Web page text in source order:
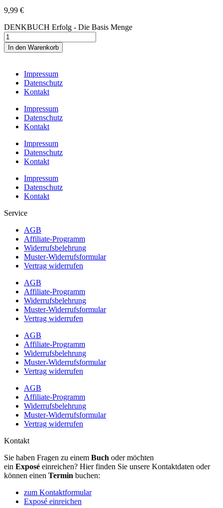
9,99 €
DENKBUCH Erfolg - Die Basis Menge
In den Warenkorb
Impressum
Datenschutz
Kontakt
Impressum
Datenschutz
Kontakt
Impressum
Datenschutz
Kontakt
Impressum
Datenschutz
Kontakt
Service
AGB
Affiliate-Programm
Widerrufsbelehrung
Muster-Widerrufsformular
Vertrag widerrufen
AGB
Affiliate-Programm
Widerrufsbelehrung
Muster-Widerrufsformular
Vertrag widerrufen
AGB
Affiliate-Programm
Widerrufsbelehrung
Muster-Widerrufsformular
Vertrag widerrufen
AGB
Affiliate-Programm
Widerrufsbelehrung
Muster-Widerrufsformular
Vertrag widerrufen
Kontakt
Sie haben Fragen zu einem Buch oder möchten
ein Exposé einreichen? Hier finden Sie unsere Kontaktdaten oder
können einen Termin buchen:
zum Kontaktformular
Exposé einreichen